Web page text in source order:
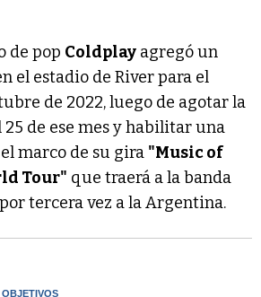
de pop Coldplay agregó un
el estadio de River para el
de 2022, luego de agotar la
de ese mes y habilitar una
marco de su gira "Music of
Tour" que traerá a la banda
por tercera vez a la Argentina.
OBJETIVOS